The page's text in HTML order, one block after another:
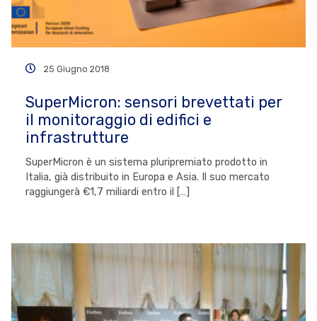
25 Giugno 2018
SuperMicron: sensori brevettati per
il monitoraggio di edifici e
infrastrutture
SuperMicron è un sistema pluripremiato prodotto in
Italia, già distribuito in Europa e Asia. Il suo mercato
raggiungerà €1,7 miliardi entro il […]